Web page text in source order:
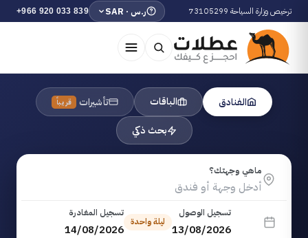
ترخيص وزارة السياحة 73105299 ر.س · SAR +966 920 033 839
الفنادق الباقات تأشيرات قريباً
بحث ذكي
ماهي وجهتك؟
تسجيل الوصول
13/08/2026
ليلة واحدة
تسجيل المغادرة
14/08/2026